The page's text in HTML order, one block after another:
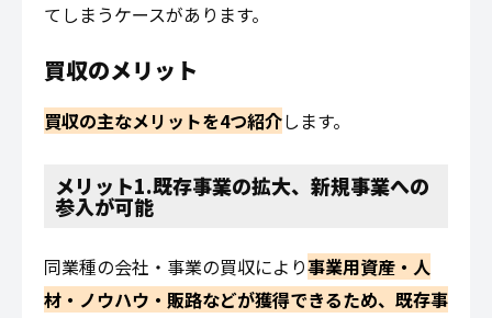
てしまうケースがあります。
買収のメリット
買収の主なメリットを4つ紹介します。
メリット1.既存事業の拡大、新規事業への
参入が可能
同業種の会社・事業の買収により事業用資産・人
材・ノウハウ・販路などが獲得できるため、既存事